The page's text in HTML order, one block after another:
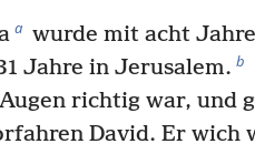
a wurde mit acht
Jahre in Jerusalem. b
richtig war, und
David. Er wich